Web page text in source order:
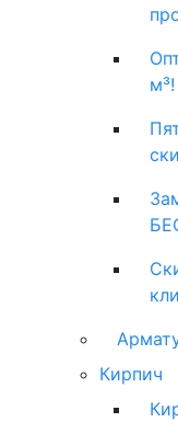
м³!
Кирпич